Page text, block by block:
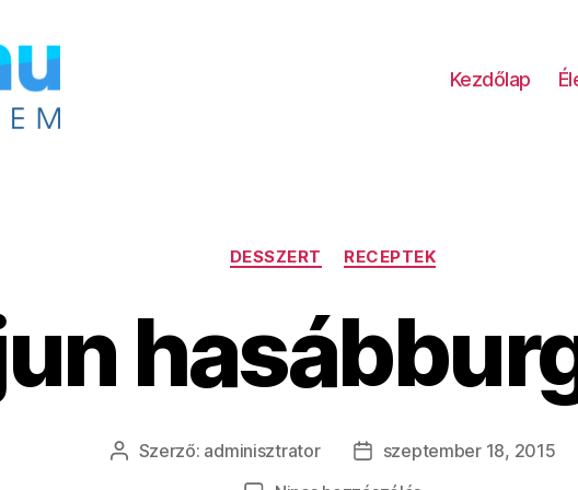
Kezdőlap
Kategóriák
DESSZERT RECEPTEK
Bejegyzés
Szerző: adminisztrator
Bejegyzés
dátuma
szeptember 18, 2015